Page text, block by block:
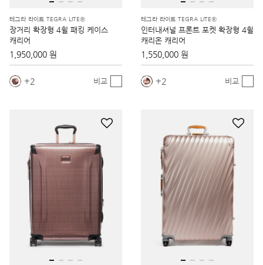
테그라 라이트 TEGRA LITE®
장거리 확장형 4휠 패킹 케이스
캐리어
1,950,000 원
2 비교
테그라 라이트 TEGRA LITE®
인터내셔널 프론트 포켓 확장형 4휠
캐리온 캐리어
1,550,000 원
2 비교